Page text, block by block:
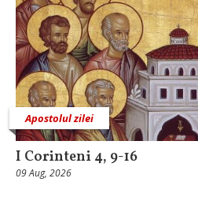
Apostolul zilei
I Corinteni 4, 9-16
09 Aug, 2026